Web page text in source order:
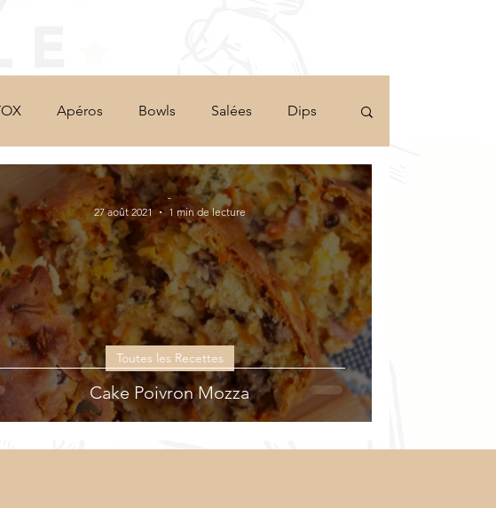
Apéros Bowls Salées Dips
Cake Poivron Mozza
Toutes les Recettes
-
27 août 2021
1 min de lecture